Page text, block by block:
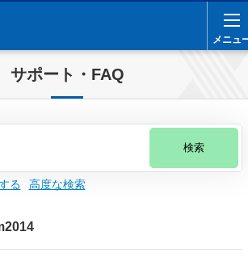
メニュ
メニュ
サポート・FAQ
検索
る 高度な検索